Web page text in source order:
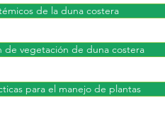
de la duna costera
de vegetación de duna costera
para el manejo de plantas